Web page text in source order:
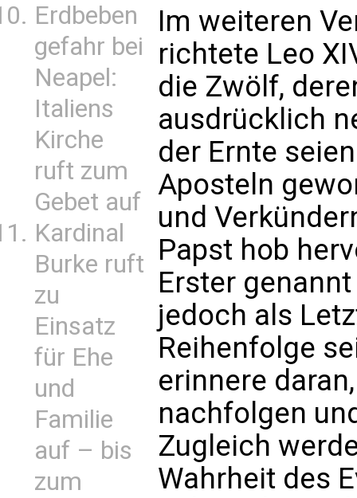
Erdbeben
gefahr bei
Neapel:
Italiens
Kirche
ruft zum
Gebet auf
Kardinal
Burke ruft
zu
Einsatz
für Ehe
und
Familie
auf – bis
zum
Im weiteren
richtete Leo
die Zwölf,
ausdrücklich
der Ernte
Aposteln
und
Papst hob
Erster
jedoch als
Reihenfolge
erinnere
nachfolgen
Zugleich
Wahrheit des